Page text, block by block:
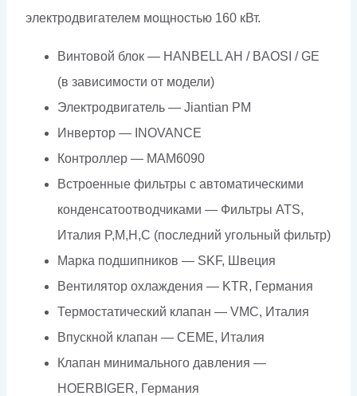
электродвигателем мощностью 160 кВт.
Винтовой блок — HANBELL AH / BAOSI / GE
(в зависимости от модели)
Электродвигатель — Jiantian PM
Инвертор — INOVANCE
Контроллер — МАМ6090
Встроенные фильтры с автоматическими
конденсатоотводчиками — Фильтры ATS,
Италия P,M,H,C (последний угольный фильтр)
Марка подшипников — SKF, Швеция
Вентилятор охлаждения — KTR, Германия
Термостатический клапан — VMC, Италия
Впускной клапан — CEME, Италия
Клапан минимального давления —
HOERBIGER, Германия